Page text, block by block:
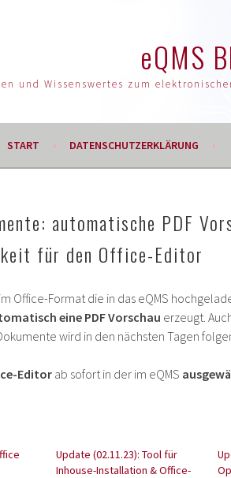
eQMS
und Wissenswertes zum
START DATENSCHUTZERKLÄRUNG
automatische PDF
für den Office-Editor
Office-Format die in das eQMS
eine PDF Vorschau erzeugt.
wird in den nächsten Tagen
Editorab sofort in der im eQMS
Update (02.11.23): Tool für
Inhouse-Installation & Office-